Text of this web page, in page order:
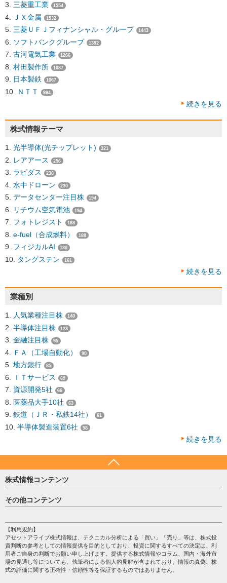
三菱重工業 1554
ＪＸ金属 1532
三菱ＵＦＪフィナンシャル・グループ 1443
ソフトバンクグループ 1392
古河電気工業 1266
村田製作所 1087
日本製鉄 1067
ＮＴＴ 994
続きを見る
株式情報テーマ
光半導体(光チップレット) 321
レアアース 256
ラピダス 238
水中ドローン 230
データセンター注目株 194
リチウム空気電池 194
フォトレジスト 188
e-fuel（合成燃料） 188
フィジカルAI 180
タングステン 161
続きを見る
業種別
人気業種注目株 140
半導体注目株 123
金融注目株 95
ＦＡ（工場自動化） 90
地方銀行 85
ＩＴサービス 69
資源開発5社 66
医薬品大手10社 63
鉄道（ＪＲ・私鉄14社） 61
半導体製造装置6社 58
続きを見る
株式情報コンテンツ
日経平均
売買シグナル
株テーマ情報
海外市況
投資カレンダー
格付け情報
その他コンテンツ
個人情報保護方針
プライバシーポリシー
会社案内
サイトマップ
【利用規約】
アセットアライブ株式情報は、テクニカル分析による「買い」「売り」等は、株式投
資判断の参考としての情報提供を目的としており、投資に関するすべての決定は、利
用者ご自身の判断でお願い申し上げます。提供する株式情報やコラム、国内・海外市
場の見通し等についても、執筆者による個人的見解が含まれており、情報の真偽、株
式の評価に関する正確性・信頼性等を保証するものではありません。